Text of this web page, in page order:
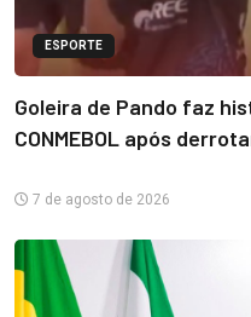
ESPORTE
Goleira de Pando faz
CONMEBOL após
7 de agosto de 2026